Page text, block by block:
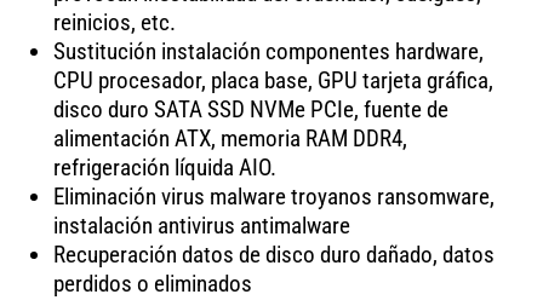
reinicios, etc.
Sustitución instalación componentes hardware,
CPU procesador, placa base, GPU tarjeta gráfica,
disco duro SATA SSD NVMe PCIe, fuente de
alimentación ATX, memoria RAM DDR4,
refrigeración líquida AIO.
Eliminación virus malware troyanos ransomware,
instalación antivirus antimalware
Recuperación datos de disco duro dañado, datos
perdidos o eliminados